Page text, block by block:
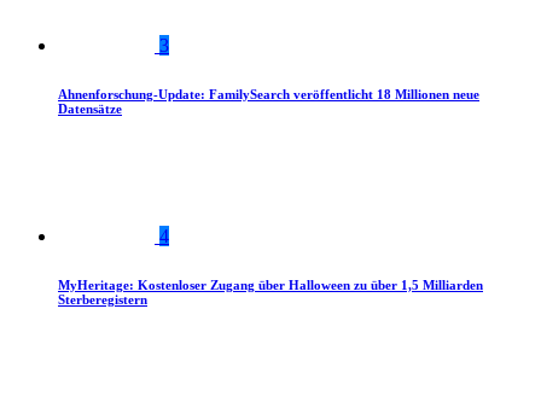
3
Ahnenforschung-Update: FamilySearch veröffentlicht 18 Millionen neue
Datensätze
4
MyHeritage: Kostenloser Zugang über Halloween zu über 1,5 Milliarden
Sterberegistern